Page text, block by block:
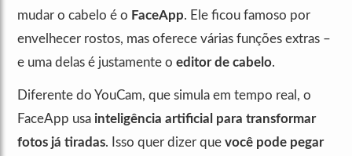
mudar o cabelo é o FaceApp. Ele ficou famoso por
envelhecer rostos, mas oferece várias funções extras –
e uma delas é justamente o editor de cabelo.
Diferente do YouCam, que simula em tempo real, o
FaceApp usa inteligência artificial para transformar
fotos já tiradas. Isso quer dizer que você pode pegar